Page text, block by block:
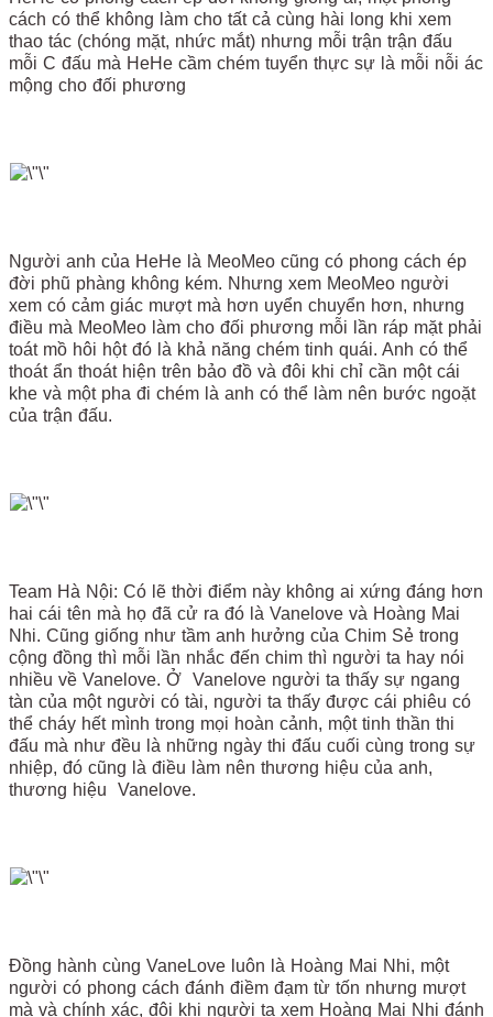
cách có thể không làm cho tất cả cùng hài long khi xem
thao tác (chóng mặt, nhức mắt) nhưng mỗi trận trận đấu
mỗi C đấu mà HeHe cầm chém tuyển thực sự là mỗi nỗi ác
mộng cho đối phương
Người anh của HeHe là MeoMeo cũng có phong cách ép
đời phũ phàng không kém. Nhưng xem MeoMeo người
xem có cảm giác mượt mà hơn uyển chuyển hơn, nhưng
điều mà MeoMeo làm cho đối phương mỗi lần ráp mặt phải
toát mồ hôi hột đó là khả năng chém tinh quái. Anh có thể
thoát ẩn thoát hiện trên bảo đồ và đôi khi chỉ cần một cái
khe và một pha đi chém là anh có thể làm nên bước ngoặt
của trận đấu.
Team Hà Nội: Có lẽ thời điểm này không ai xứng đáng hơn
hai cái tên mà họ đã cử ra đó là Vanelove và Hoàng Mai
Nhi. Cũng giống như tầm anh hưởng của Chim Sẻ trong
cộng đồng thì mỗi lần nhắc đến chim thì người ta hay nói
nhiều về Vanelove. Ở Vanelove người ta thấy sự ngang
tàn của một người có tài, người ta thấy được cái phiêu có
thể cháy hết mình trong mọi hoàn cảnh, một tinh thần thi
đấu mà như đều là những ngày thi đấu cuối cùng trong sự
nhiệp, đó cũng là điều làm nên thương hiệu của anh,
thương hiệu Vanelove.
Đồng hành cùng VaneLove luôn là Hoàng Mai Nhi, một
người có phong cách đánh điềm đạm từ tốn nhưng mượt
mà và chính xác, đôi khi người ta xem Hoàng Mai Nhi đánh